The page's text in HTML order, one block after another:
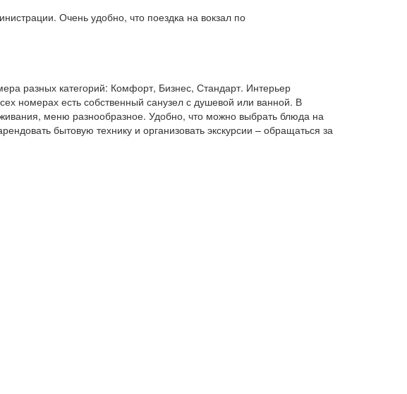
Очень удобно, что поездка на вокзал по
разных категорий: Комфорт, Бизнес, Стандарт. Интерьер
номерах есть собственный санузел с душевой или ванной. В
меню разнообразное. Удобно, что можно выбрать блюда на
бытовую технику и организовать экскурсии – обращаться за